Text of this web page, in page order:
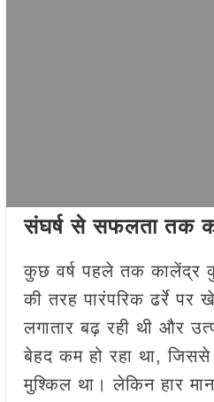
संघर्ष से सफलता तक
कुछ वर्ष पहले तक कालेंद्र
की तरह पारंपरिक ढर्रे
लगातार बढ़ रही थी और
बेहद कम हो रहा था, जिससे
मुश्किल था। लेकिन हार